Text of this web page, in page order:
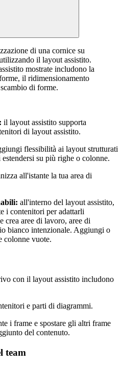
di una cornice su
il layout assistito.
mostrate includono la
il ridimensionamento
di forme.
il layout assistito supporta
di layout assistito.
flessibilità ai layout strutturati
su più righe o colonne.
all'istante la tua area di
all'interno del layout assistito,
i contenitori per adattarli
crea aree di lavoro, aree di
bianco intenzionale. Aggiungi o
colonne vuote.
con il layout assistito includono
e parti di diagrammi.
i frame e spostare gli altri frame
del contenuto.
team